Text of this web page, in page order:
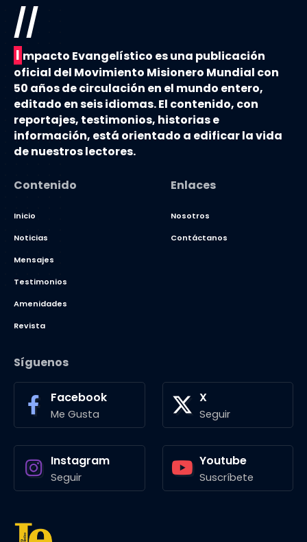
//
I mpacto Evangelístico es una publicación
oficial del Movimiento Misionero Mundial con
50 años de circulación en el mundo entero,
editado en seis idiomas. El contenido, con
reportajes, testimonios, historias e
información, está orientado a edificar la vida
de nuestros lectores.
Contenido
Inicio
Noticias
Mensajes
Testimonios
Amenidades
Revista
Enlaces
Nosotros
Contáctanos
Síguenos
Facebook
Me Gusta
X
Seguir
Instagram
Seguir
Youtube
Suscríbete